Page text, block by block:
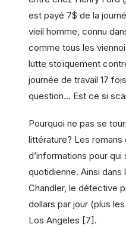
est payé 7$ de la
vieil homme, connu
comme tous les
lutte stoïquement
journée de travail 17
question… Est ce si
Pourquoi ne pas se
littérature? Les romans
d’informations pour qui
quotidienne. Ainsi
Chandler, le détective
dollars par jour (plus
Los Angeles [7].